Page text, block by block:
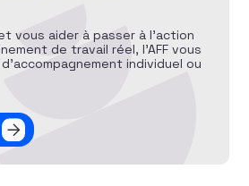
vous aider à passer à l’action
de travail réel, l’AFF vous
individuel ou